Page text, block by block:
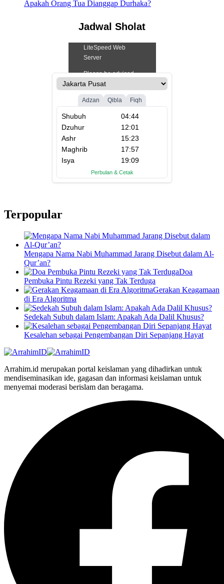
Jadwal Sholat
Terpopular
Mengapa Nama Nabi Muhammad Jarang Disebut dalam Al-
Qur’an?
Doa
Pembuka Pintu Rezeki yang Tak Terduga
Gerakan Keagamaan
di Era Algoritma
Sedekah Subuh dalam Islam: Apakah Ada Dalil Khusus?
Kesalehan sebagai Pengembangan Diri Sepanjang Hayat
Arrahim.id merupakan portal keislaman yang dihadirkan untuk
mendiseminasikan ide, gagasan dan informasi keislaman untuk
menyemai moderasi berislam dan beragama.